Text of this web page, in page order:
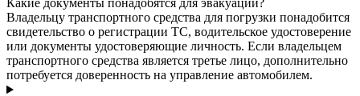
Какие документы понадобятся для эвакуации?
Владельцу транспортного средства для погрузки понадобится
свидетельство о регистрации ТС, водительское удостоверение
или документы удостоверяющие личность. Если владельцем
транспортного средства является третье лицо, дополнительно
потребуется доверенность на управление автомобилем.